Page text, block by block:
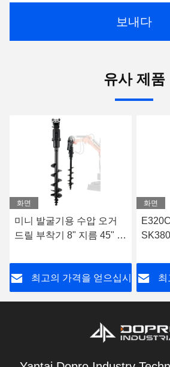
보내다
유사 제품
화면
미니 발굴기용 수압 오거
드릴 부착기 8" 지름 45" 깊
최고의 가격을 얻으십시
화면
최